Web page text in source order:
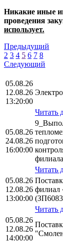
Никакие иные
проведения
использует.
Предыдущий
2 3 4 5 6 7 8
Следующий
05.08.26
12.08.26
13:20:00
Читать
05.08.26
24.08.26
16:00:00
Читать
05.08.26
12.08.26
13:00:00
Читать
05.08.26
12.08.26
14:00:00